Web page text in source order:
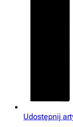
Udostępnij